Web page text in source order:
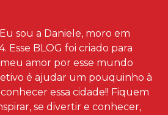
sou a Daniele, moro em
Esse BLOG foi criado para
amor por esse mundo
é ajudar um pouquinho à
essa cidade!! Fiquem
se divertir e conhecer,